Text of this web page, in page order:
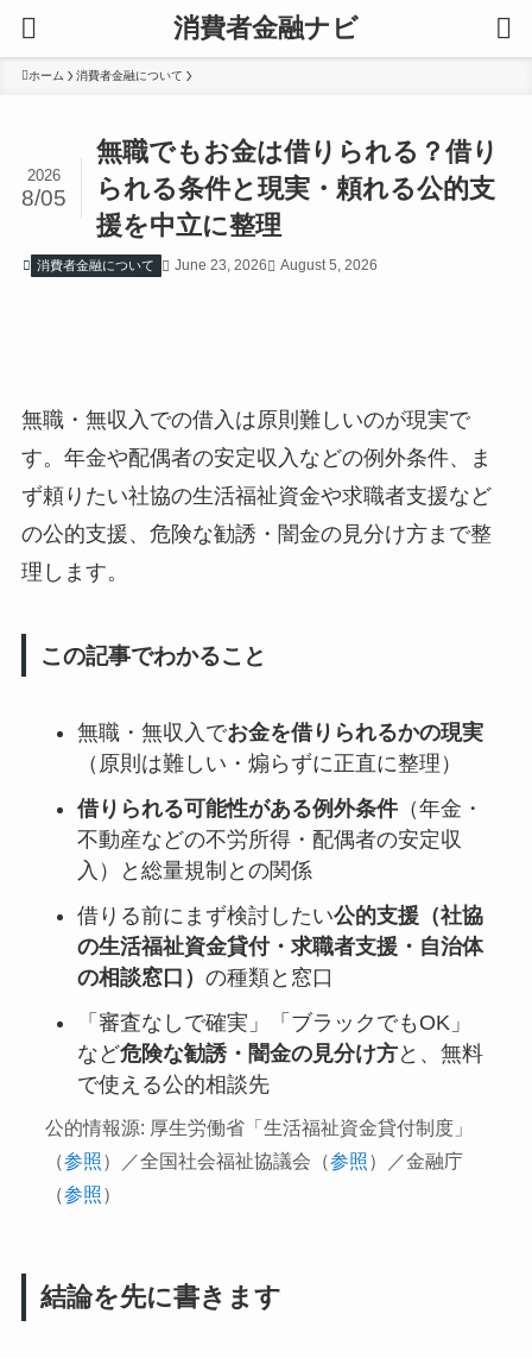
消費者金融ナビ
ホーム 消費者金融について
無職でもお金は借りられる？借り
られる条件と現実・頼れる公的支
援を中立に整理
2026
8/05
消費者金融について June 23, 2026 August 5, 2026
無職・無収入での借入は原則難しいのが現実で
す。年金や配偶者の安定収入などの例外条件、ま
ず頼りたい社協の生活福祉資金や求職者支援など
の公的支援、危険な勧誘・闇金の見分け方まで整
理します。
この記事でわかること
無職・無収入でお金を借りられるかの現実
（原則は難しい・煽らずに正直に整理）
借りられる可能性がある例外条件（年金・
不動産などの不労所得・配偶者の安定収
入）と総量規制との関係
借りる前にまず検討したい公的支援（社協
の生活福祉資金貸付・求職者支援・自治体
の相談窓口） の種類と窓口
「審査なしで確実」「ブラックでもOK」
など危険な勧誘・闇金の見分け方と、無料
で使える公的相談先
公的情報源: 厚生労働省「生活福祉資金貸付制度」
（参照）／全国社会福祉協議会（参照）／金融庁
（参照）
結論を先に書きます